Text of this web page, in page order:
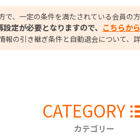
で、一定の条件を満たされている会員の
定が必要となりますので、 こちらか
報の引き継ぎ条件と自動退会について、
CATEGORY
カテゴリー